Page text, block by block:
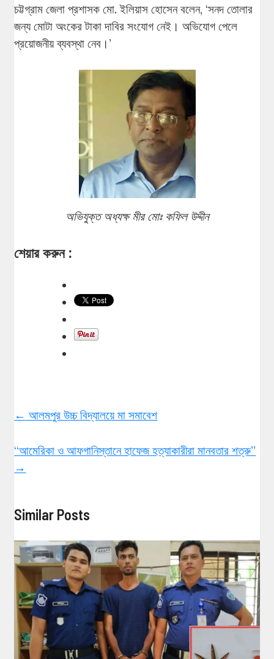
চট্টগ্রাম জেলা প্রশাসক মো. ইলিয়াস হোসেন বলেন, ‘সনদ তোলার
জন্য মোটা অংকের টাকা দাবির সংযোগ নেই। অভিযোগ পেলে
প্রয়োজনীয় ব্যবস্থা নেব।’
অভিযুক্ত অধ্যক্ষ মীর মোঃ কফিল উদ্দীন
শেয়ার করুন :
← আলমপুর উচ্চ বিদ্যালয়ে মা সমাবেশ
“আমেরিকা ও আফগানিস্তানে হাফেজ হত্যাকারীরা মানবতার শত্রু”
→
Similar Posts